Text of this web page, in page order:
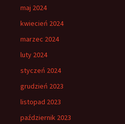
maj 2024
kwiecień 2024
marzec 2024
luty 2024
styczeń 2024
grudzień 2023
listopad 2023
październik 2023